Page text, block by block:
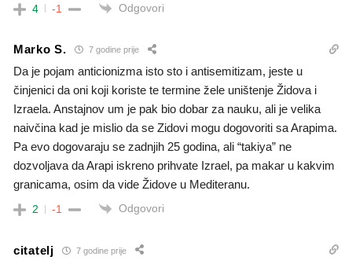
4 -1 Odgovori
Marko S. 7 godine prije
Da je pojam anticionizma isto sto i antisemitizam, jeste u
činjenici da oni koji koriste te termine žele uništenje Židova i
Izraela. Anstajnov um je pak bio dobar za nauku, ali je velika
naivčina kad je mislio da se Zidovi mogu dogovoriti sa Arapima.
Pa evo dogovaraju se zadnjih 25 godina, ali “takiya” ne
dozvoljava da Arapi iskreno prihvate Izrael, pa makar u kakvim
granicama, osim da vide Židove u Mediteranu.
2 -1 Odgovori
citatelj 7 godine prije